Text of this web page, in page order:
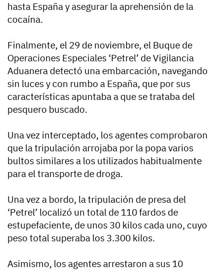
hasta España y asegurar la aprehensión de la
cocaína.
Finalmente, el 29 de noviembre, el Buque de
Operaciones Especiales ‘Petrel’ de Vigilancia
Aduanera detectó una embarcación, navegando
sin luces y con rumbo a España, que por sus
características apuntaba a que se trataba del
pesquero buscado.
Una vez interceptado, los agentes comprobaron
que la tripulación arrojaba por la popa varios
bultos similares a los utilizados habitualmente
para el transporte de droga.
Una vez a bordo, la tripulación de presa del
‘Petrel’ localizó un total de 110 fardos de
estupefaciente, de unos 30 kilos cada uno, cuyo
peso total superaba los 3.300 kilos.
Asimismo, los agentes arrestaron a sus 10